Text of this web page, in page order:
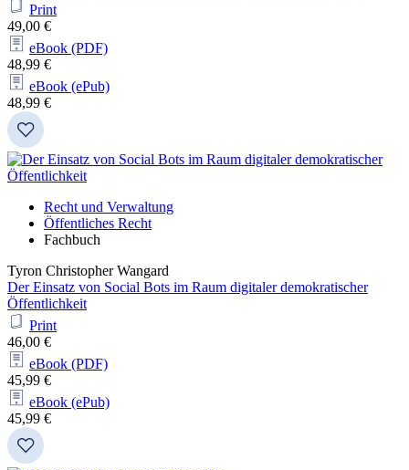
Print
49,00 €
eBook (PDF)
48,99 €
eBook (ePub)
48,99 €
Recht und Verwaltung
Öffentliches Recht
Fachbuch
Tyron Christopher Wangard
Der Einsatz von Social Bots im Raum digitaler demokratischer
Öffentlichkeit
Print
46,00 €
eBook (PDF)
45,99 €
eBook (ePub)
45,99 €